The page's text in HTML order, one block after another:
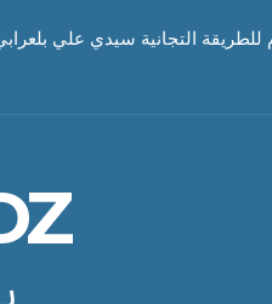
للطريقة التجانية سيدي علي